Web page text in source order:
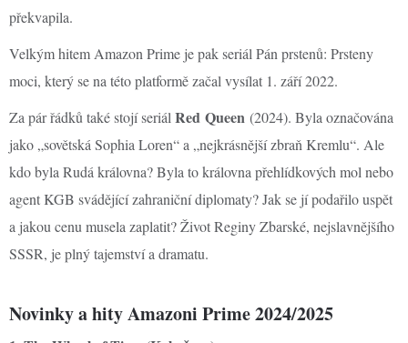
překvapila.
Velkým hitem Amazon Prime je pak seriál Pán prstenů: Prsteny
moci, který se na této platformě začal vysílat 1. září 2022.
Za pár řádků také stojí seriál Red Queen (2024). Byla označována
jako „sovětská Sophia Loren“ a „nejkrásnější zbraň Kremlu“. Ale
kdo byla Rudá královna? Byla to královna přehlídkových mol nebo
agent KGB svádějící zahraniční diplomaty? Jak se jí podařilo uspět
a jakou cenu musela zaplatit? Život Reginy Zbarské, nejslavnějšího
SSSR, je plný tajemství a dramatu.
Novinky a hity Amazoni Prime 2024/2025